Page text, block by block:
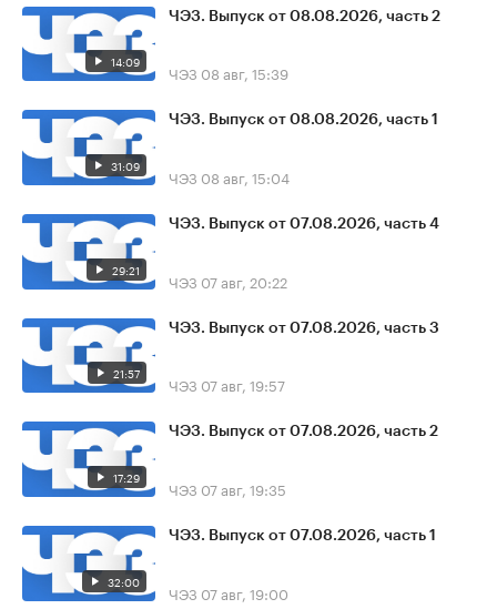
14:09
ЧЭЗ. Выпуск от 08.08.2026, часть 2
ЧЭЗ 08 авг, 15:39
31:09
ЧЭЗ. Выпуск от 08.08.2026, часть 1
ЧЭЗ 08 авг, 15:04
29:21
ЧЭЗ. Выпуск от 07.08.2026, часть 4
ЧЭЗ 07 авг, 20:22
21:57
ЧЭЗ. Выпуск от 07.08.2026, часть 3
ЧЭЗ 07 авг, 19:57
17:29
ЧЭЗ. Выпуск от 07.08.2026, часть 2
ЧЭЗ 07 авг, 19:35
32:00
ЧЭЗ. Выпуск от 07.08.2026, часть 1
ЧЭЗ 07 авг, 19:00